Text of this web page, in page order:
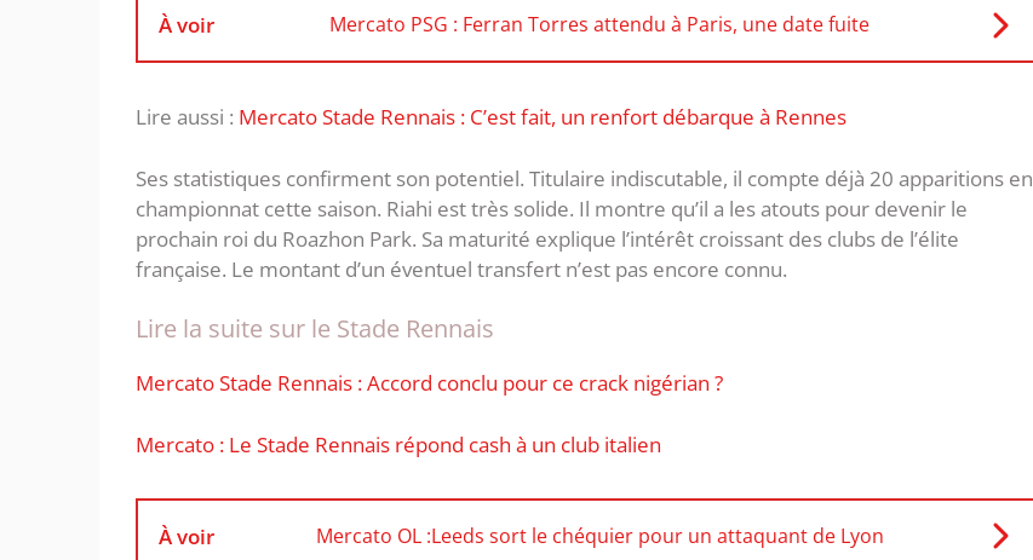
À voir Mercato PSG : Ferran Torres attendu à Paris, une date fuite
Lire aussi : Mercato Stade Rennais : C’est fait, un renfort débarque à Rennes
Ses statistiques confirment son potentiel. Titulaire indiscutable, il compte déjà 20 apparitions en
championnat cette saison. Riahi est très solide. Il montre qu’il a les atouts pour devenir le
prochain roi du Roazhon Park. Sa maturité explique l’intérêt croissant des clubs de l’élite
française. Le montant d’un éventuel transfert n’est pas encore connu.
Lire la suite sur le Stade Rennais
Mercato Stade Rennais : Accord conclu pour ce crack nigérian ?
Mercato : Le Stade Rennais répond cash à un club italien
À voir Mercato OL :Leeds sort le chéquier pour un attaquant de Lyon